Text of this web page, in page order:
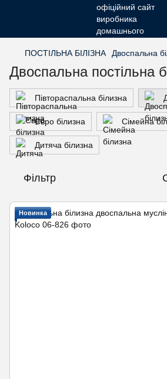
ПОСТІЛЬНА БІЛІЗНА Двоспальна
Двоспальна постільна
Півтораспальна білизна
Євро білизна Сімейна
Дитяча білизна
Фільтр
Новинка